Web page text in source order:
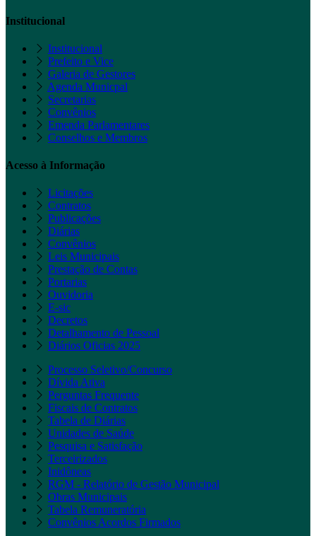
Institucional
Institucional
Prefeito e Vice
Galeria de Gestores
Agenda Municpal
Secretarias
Convênios
Emenda Parlamentares
Conselhos e Membros
Acesso à Informação
Licitações
Contratos
Publicações
Diárias
Convênios
Leis Municipais
Prestação de Contas
Portarias
Ouvidoria
E-sic
Decretos
Detalhamento de Pessoal
Diários Oficias 2025
Processo Seletivo/Concurso
Dívida Ativa
Perguntas Frequente
Fiscais de Contratos
Tabela de Diárias
Unidades de Saúde
Pesquisa e Satisfação
Terceirizados
Inidôneas
RGM - Relatório de Gestão Municipal
Obras Municipais
Tabela Remuneratória
Convênios Acordos Firmados